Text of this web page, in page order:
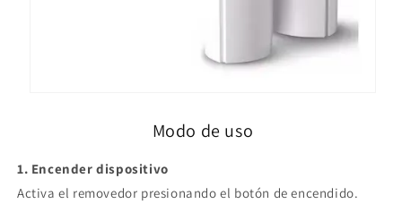
Modo de uso
1. Encender dispositivo
Activa el removedor presionando el botón de encendido.